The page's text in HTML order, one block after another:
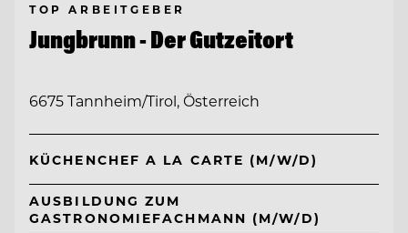
TOP ARBEITGEBER
Jungbrunn - Der Gutzeitort
6675 Tannheim/Tirol, Österreich
KÜCHENCHEF A LA CARTE (M/W/D)
AUSBILDUNG ZUM
GASTRONOMIEFACHMANN (M/W/D)